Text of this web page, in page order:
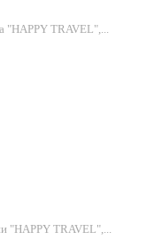
"HAPPY TRAVEL",...
"HAPPY TRAVEL",...